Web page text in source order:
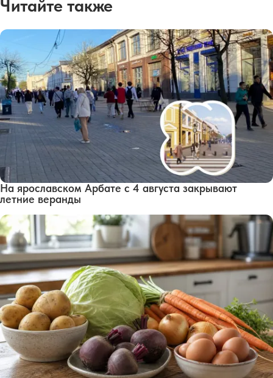
Читайте также
На ярославском Арбате с 4 августа закрывают
летние веранды